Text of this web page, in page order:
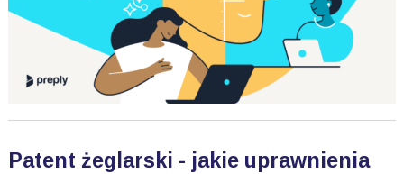
Patent żeglarski - jakie uprawnienia